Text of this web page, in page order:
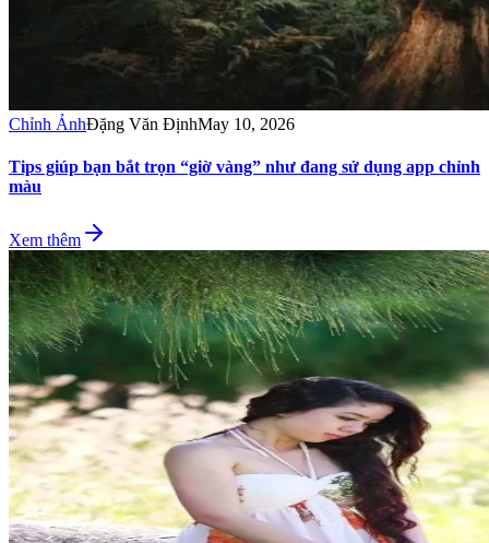
Chỉnh ẢnhĐặng Văn ĐịnhMay 10, 2026
Tips giúp bạn bắt trọn “giờ vàng” như đang sử dụng app chỉnh
màu
Xem thêm